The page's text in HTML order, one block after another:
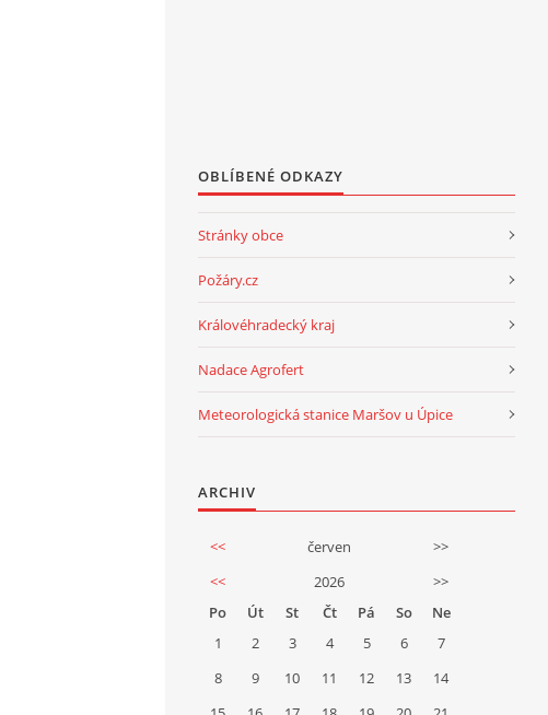
OBLÍBENÉ ODKAZY
Stránky obce
Požáry.cz
Královéhradecký kraj
Nadace Agrofert
Meteorologická stanice Maršov u Úpice
ARCHIV
<< červen
>>
<<
2026
>>
Po
Út St Čt Pá So
Ne
1
2 3 4 5 6
7
8
9 10 11 12 13
14